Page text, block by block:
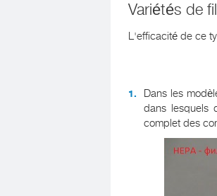
Variétés de
L'efficacité de ce
Dans les
dans lesquels
complet des